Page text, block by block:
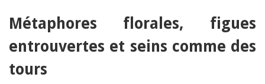
Métaphores florales, figues
entrouvertes et seins comme des
tours